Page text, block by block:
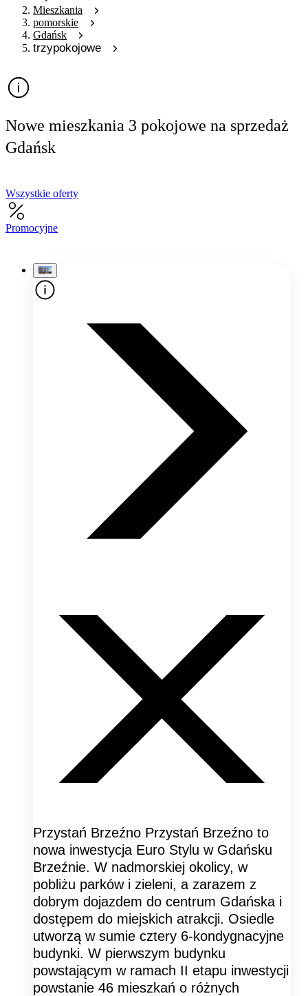
Mieszkania
pomorskie
Gdańsk
trzypokojowe
Nowe mieszkania 3 pokojowe na sprzedaż
Gdańsk
Wszystkie oferty
Promocyjne
Przystań Brzeźno Przystań Brzeźno to
nowa inwestycja Euro Stylu w Gdańsku
Brzeźnie. W nadmorskiej okolicy, w
pobliżu parków i zieleni, a zarazem z
dobrym dojazdem do centrum Gdańska i
dostępem do miejskich atrakcji. Osiedle
utworzą w sumie cztery 6-kondygnacyjne
budynki. W pierwszym budynku
powstającym w ramach II etapu inwestycji
powstanie 46 mieszkań o różnych